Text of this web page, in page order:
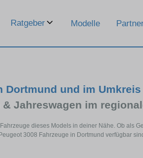
Ratgeber Modelle
Dortmund und im
Jahreswagen im
dieses Models in deiner Nähe. Ob als
3008 Fahrzeuge in Dortmund verfügbar